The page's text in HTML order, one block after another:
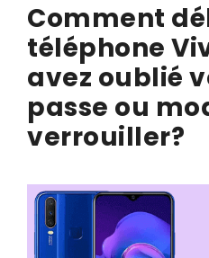
Comment
téléphone
avez oublié
passe ou
verrouiller?